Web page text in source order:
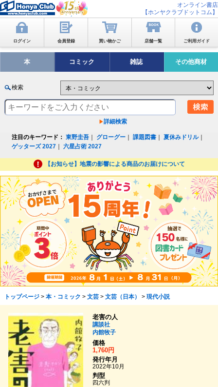
オンライン書店
【ホンヤクラブドットコム】
ログイン 会員登録 買い物かご 店舗一覧 ご利用ガイド
本 コミック 雑誌 その他商材
検索
詳細検索
注目のキーワード： 東野圭吾 グローグー ｜課題図書 ｜夏休みドリル｜
ゲッターズ 2027 ｜六星占術 2027
【お知らせ】地震の影響による商品のお届けについて
トップページ> 本・コミック > 文芸> 文芸（日本） > 現代小説
老害の人
講談社
内館牧子
価格
1,760円
発行年月
2022年10月
判型
四六判